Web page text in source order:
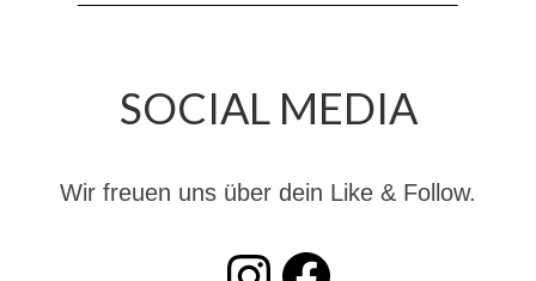
Dienstplan
GDekonP-Zug
SOCIAL MEDIA
Wir freuen uns über dein Like & Follow.